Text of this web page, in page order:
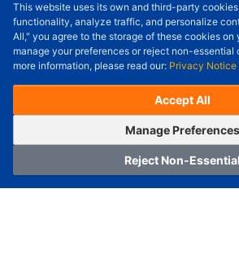
This website uses its own and third-party
functionality, analyze traffic, and personalize
All," you agree to the storage of these cookies on
manage your preferences or reject non-essential
more information, please read our: Privacy Notice
Accept All
Manage Preferences
Reject Non-Essential
Order Qty. - +
Check Price/Ship
Unit Price (USD) :--- Sub-Total
(with VAT (USD)) :--- (with VAT